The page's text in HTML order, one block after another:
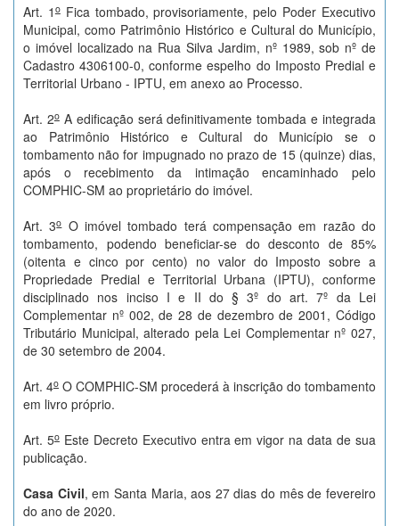
Art. 1oFica tombado, provisoriamente, pelo Poder Executivo
Municipal, como Patrimônio Histórico e Cultural do Município,
o imóvel localizado na Rua Silva Jardim, nº 1989, sob nº de
Cadastro 4306100-0, conforme espelho do Imposto Predial e
Territorial Urbano - IPTU, em anexo ao Processo.
Art. 2oA edificação será definitivamente tombada e integrada
ao Patrimônio Histórico e Cultural do Município se o
tombamento não for impugnado no prazo de 15 (quinze) dias,
após o recebimento da intimação encaminhado pelo
COMPHIC-SM ao proprietário do imóvel.
Art. 3oO imóvel tombado terá compensação em razão do
tombamento, podendo beneficiar-se do desconto de 85%
(oitenta e cinco por cento) no valor do Imposto sobre a
Propriedade Predial e Territorial Urbana (IPTU), conforme
disciplinado nos inciso I e II do § 3º do art. 7º da Lei
Complementar nº 002, de 28 de dezembro de 2001, Código
Tributário Municipal, alterado pela Lei Complementar nº 027,
de 30 setembro de 2004.
Art. 4o O COMPHIC-SM procederá à inscrição do tombamento
em livro próprio.
Art. 5oEste Decreto Executivo entra em vigor na data de sua
publicação.
Casa Civil, em Santa Maria, aos 27 dias do mês de fevereiro
do ano de 2020.